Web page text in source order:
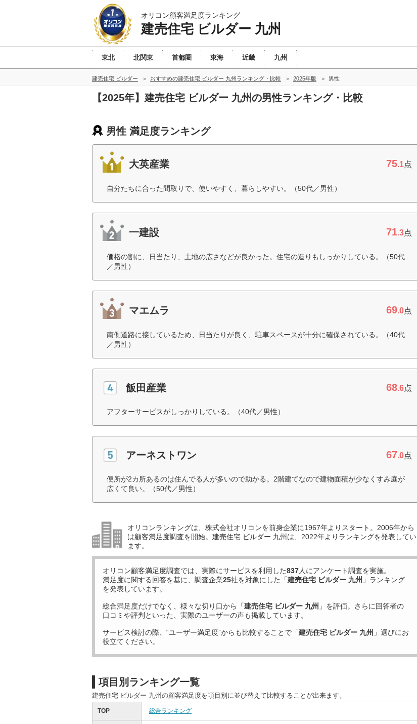
オリコン顧客満足度ランキング
建売住宅 ビルダー 九州
東北 北関東 首都圏 東海 近畿 九州
建売住宅 ビルダー おすすめの建売住宅 ビルダー 九州ランキング・比較 2025年版 男性
【2025年】建売住宅 ビルダー 九州の男性ランキング・比較
男性 満足度ランキング
大英産業 75.1点
自分たちに合った間取りで、使いやすく、暮らしやすい。（50代／男性）
一建設 71.3点
価格の割に、日当たり、土地の広さなどが良かった。住宅の造りもしっかりしている。（50代
／男性）
マエムラ 69.0点
南側道路に接しているため、日当たりが良く、駐車スペースが十分に確保されている。（40代
／男性）
飯田産業 68.6点
アフターサービスがしっかりしている。（40代／男性）
アーネストワン 67.0点
便所が2カ所あるのは住んでる人が多いので助かる。2階建てなので建物面積が少なくすみ庭が
広くて良い。（50代／男性）
オリコンランキングは、株式会社オリコンを前身企業に1967年よりスタート。2006年から
は顧客満足度調査を開始。建売住宅 ビルダー 九州は、2022年よりランキングを発表してい
ます。
オリコン顧客満足度調査では、実際にサービスを利用した837人にアンケート調査を実施。
満足度に関する回答を基に、調査企業25社を対象にした「建売住宅 ビルダー 九州 」ランキング
を発表しています。
総合満足度だけでなく、様々な切り口から「建売住宅 ビルダー 九州 」を評価。さらに回答者の
口コミや評判といった、実際のユーザーの声も掲載しています。
サービス検討の際、“ユーザー満足度”からも比較することで「建売住宅 ビルダー 九州 」選びにお
役立てください。
項目別ランキング一覧
建売住宅 ビルダー 九州の顧客満足度を項目別に並び替えて比較することが出来ます。
TOP 総合ランキング